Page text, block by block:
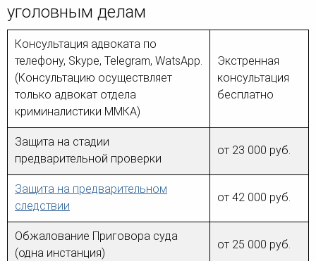
уголовным делам
Консультация адвоката по
телефону, Skype, Telegram, WatsApp.
(Консультацию осуществляет
только адвокат отдела
криминалистики ММКА)
Экстренная
консультация
бесплатно
Защита на стадии
предварительной проверки
от 23 000 руб.
Защита на предварительном
следствии
от 42 000 руб.
Обжалование Приговора суда
(одна инстанция)
от 25 000 руб.